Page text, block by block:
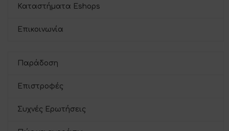
Καταστήματα Eshops
Επικοινωνία
Παράδοση
Επιστροφές
Συχνές Ερωτήσεις